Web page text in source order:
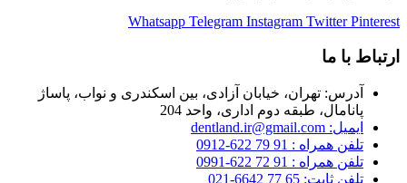
Whatsapp Telegram Instagram Twitter Pinterest
ارتباط با ما
آدرس: تهران، خیابان آزادی، بین اسکندری و نواب، پاساژ
پانامال، طبقه دوم اداری، واحد 204
ایمیل: dentland.ir@gmail.com
تلفن همراه : 91 79 622-0912
تلفن همراه : 91 72 622-0991
تلفن ثابت: 65 77 6642-021